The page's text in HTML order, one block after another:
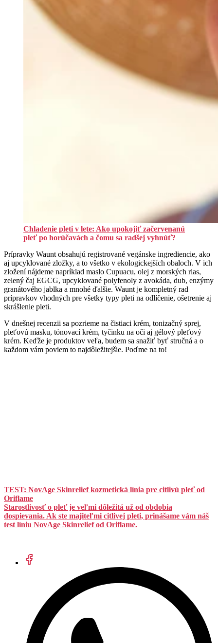
Chladenie pleti v lete: Ako upokojiť začervenanú
pleť po horúčavách a čomu sa radšej vyhnúť?
Prípravky Waunt obsahujú registrované vegánske ingrediencie, ako
aj upcyklované zložky, a to všetko v ekologickejších obaloch. V ich
zložení nájdeme napríklad maslo Cupuacu, olej z morských rias,
zelený čaj EGCG, upcyklované polyfenoly z avokáda, dub, enzýmy
granátového jablka a mnohé ďalšie. Waunt je kompletný rad
prípravkov vhodných pre všetky typy pleti na odlíčenie, ošetrenie aj
skrášlenie pleti.
V dnešnej recenzii sa pozrieme na čistiaci krém, tonizačný sprej,
pleťovú masku, tónovací krém, tyčinku na oči aj gélový pleťový
krém. Keďže je produktov veľa, budem sa snažiť byť stručná a o
každom vám poviem to najdôležitejšie. Poďme na to!
TEST: NovAge Skinrelief kozmetická línia pre citlivú pleť od
Oriflame
Starostlivosť o pleť je veľmi dôležitá už od obdobia
dospievania. Ak ste majiteľmi citlivej pleti, prinášame vám náš
test líniu NovAge Skinrelief od Oriflame.